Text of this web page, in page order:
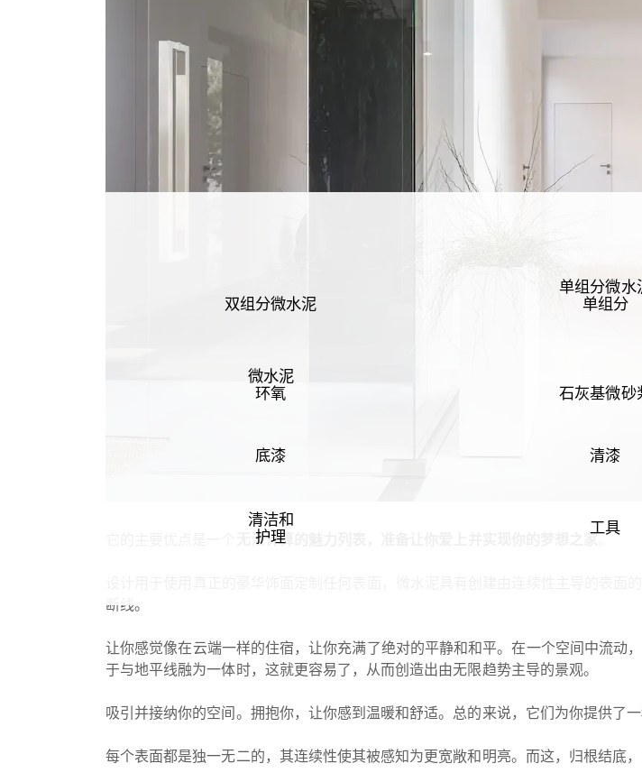
双组分微水泥
单组分微水
单组分
微水泥
环氧
石灰基微砂
底漆 清漆
清洁和
护理
工具
无法计算的魅力列表，准备让你爱上并实现你的梦想之家。
断线。
让你感觉像在云端一样的住宿，让你充满了绝对的平静和和平。在一个空间中流动
于与地平线融为一体时，这就更容易了，从而创造出由无限趋势主导的景观。
吸引并接纳你的空间。拥抱你，让你感到温暖和舒适。总的来说，它们为你提供了
每个表面都是独一无二的，其连续性使其被感知为更宽敞和明亮。而这，归根结底，